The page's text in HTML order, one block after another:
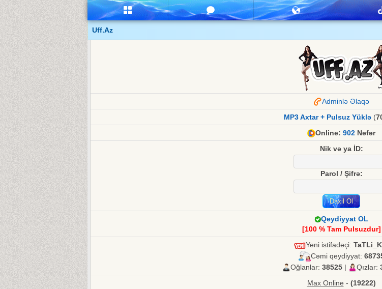
Uff.Az
Adminlə Əlaqə
MP3 Axtar + Pulsuz Yüklə (
Online: 902 Nəfər
Nik və ya İD:
Parol / Şifrə:
Qeydiyyat OL
[100 % Tam Pulsuzdur]
Yeni istifadəçi:
Cəmi qeydiyyat:
Oğlanlar: 38525 Qızlar:
Max Online - (19222)